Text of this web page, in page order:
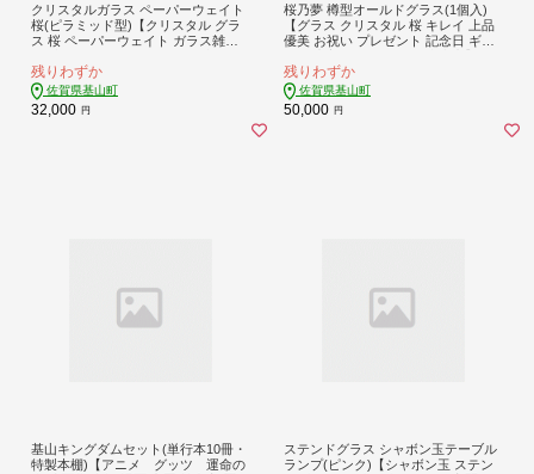
クリスタルガラス ペーパーウェイト
桜(ピラミッド型)【クリスタル グラ
ス 桜 ペーパーウェイト ガラス雑貨
文鎮 ギフト プレゼント 日本土産】K
024073
残りわずか
佐賀県基山町
32,000 円
桜乃夢 樽型オールドグラス(1個入)
【グラス クリスタル 桜 キレイ 上品
優美 お祝い プレゼント 記念日 ギフ
4074
残りわずか
佐賀県基山町
50,000 円
基山キングダムセット(単行本10冊・
特製本棚)【アニメ グッツ 運命の
ステンドグラス シャボン玉テーブル
ランプ(ピンク)【シャボン玉 ステン